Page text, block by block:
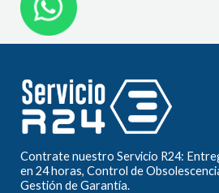
Contrate nuestro Servicio R24:
en 24 horas, Control de
Gestión de Garantía.